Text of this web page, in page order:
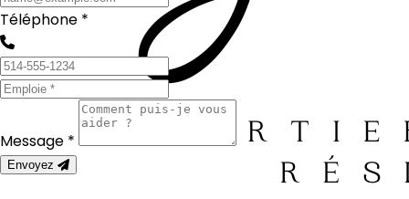
Téléphone *
Message *
Envoyez